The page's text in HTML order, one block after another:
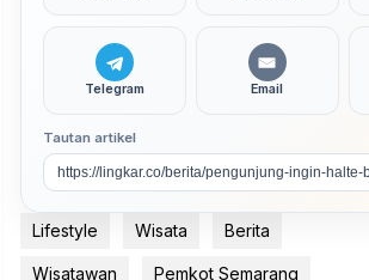
Telegram Email
Tautan artikel
Lifestyle Wisata Berita
Wisatawan Pemkot Semarang